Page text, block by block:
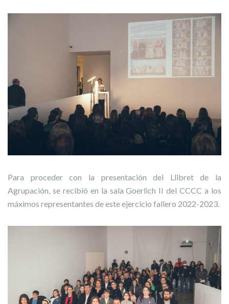
Para proceder con la presentación del Llibret de la
Agrupación, se recibió en la sala Goerlich II del CCCC a los
máximos representantes de este ejercicio fallero 2022-2023.